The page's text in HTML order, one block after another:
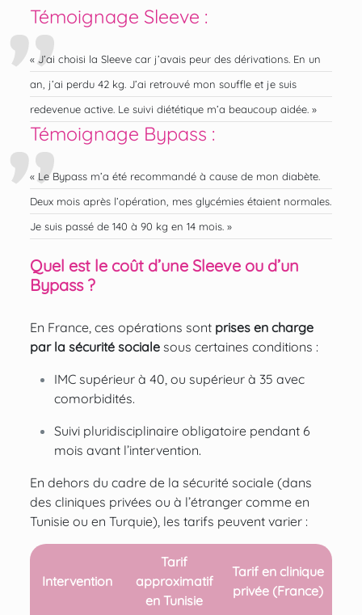
Témoignage Sleeve :
« J’ai choisi la Sleeve car j’avais peur des dérivations. En un
an, j’ai perdu 42 kg. J’ai retrouvé mon souffle et je suis
redevenue active. Le suivi diététique m’a beaucoup aidée. »
Témoignage Bypass :
« Le Bypass m’a été recommandé à cause de mon diabète.
Deux mois après l’opération, mes glycémies étaient normales.
Je suis passé de 140 à 90 kg en 14 mois. »
Quel est le coût d’une Sleeve ou d’un
Bypass ?
En France, ces opérations sont prises en charge
par la sécurité socialesous certaines conditions :
IMC supérieur à 40, ou supérieur à 35 avec
comorbidités.
Suivi pluridisciplinaire obligatoire pendant 6
mois avant l’intervention.
En dehors du cadre de la sécurité sociale (dans
des cliniques privées ou à l’étranger comme en
Tunisie ou en Turquie), les tarifs peuvent varier :
Intervention
Tarif
approximatif
en Tunisie
Tarif en clinique
privée (France)